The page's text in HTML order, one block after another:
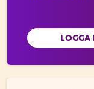
LOGGA